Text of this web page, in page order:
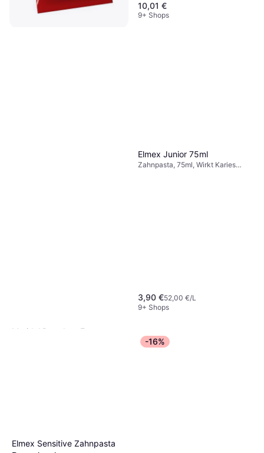
10,01 €
9+ Shops
Meridol Parodont Expert
Elmex Junior 75ml
Zahnpasta, 75ml, Wirkt Karies
3,90 €52,00 €/L
9+ Shops
Elmex Sensitive Zahnpasta
-16%